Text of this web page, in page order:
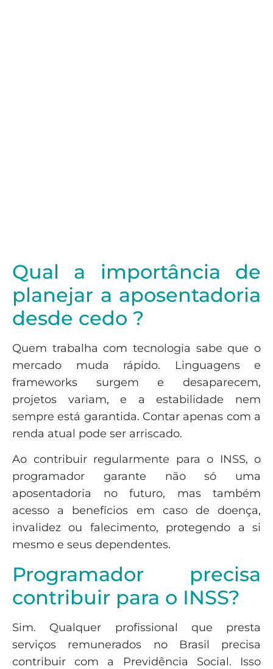
Qual a importância de
planejar a aposentadoria
desde cedo ?
Quem trabalha com tecnologia sabe que o
mercado muda rápido. Linguagens e
frameworks surgem e desaparecem,
projetos variam, e a estabilidade nem
sempre está garantida. Contar apenas com a
renda atual pode ser arriscado.
Ao contribuir regularmente para o INSS, o
programador garante não só uma
aposentadoria no futuro, mas também
acesso a benefícios em caso de doença,
invalidez ou falecimento, protegendo a si
mesmo e seus dependentes.
Programador precisa
contribuir para o INSS?
Sim. Qualquer profissional que presta
serviços remunerados no Brasil precisa
contribuir com a Previdência Social. Isso